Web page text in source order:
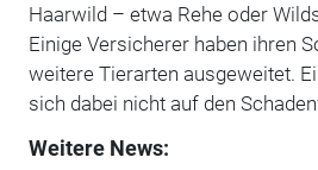
Haarwild – etwa Rehe oder
Einige Versicherer haben ihren
weitere Tierarten ausgeweitet.
sich dabei nicht auf den
Weitere News: